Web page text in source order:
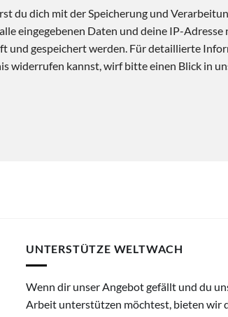
du dich mit der Speicherung und
eingegebenen Daten und deine IP-
und gespeichert werden. Für detaillierte
widerrufen kannst, wirf bitte einen Blick in
UNTERSTÜTZE WELTWACH
Wenn dir unser Angebot gefällt und du
Arbeit unterstützen möchtest, bieten wir